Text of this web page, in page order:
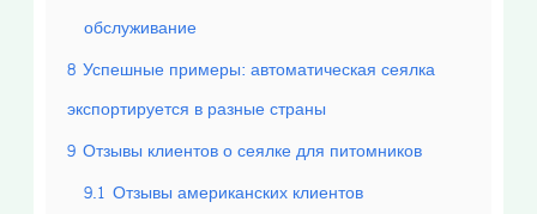
обслуживание
8 Успешные примеры: автоматическая сеялка
экспортируется в разные страны
9 Отзывы клиентов о сеялке для питомников
9.1 Отзывы американских клиентов